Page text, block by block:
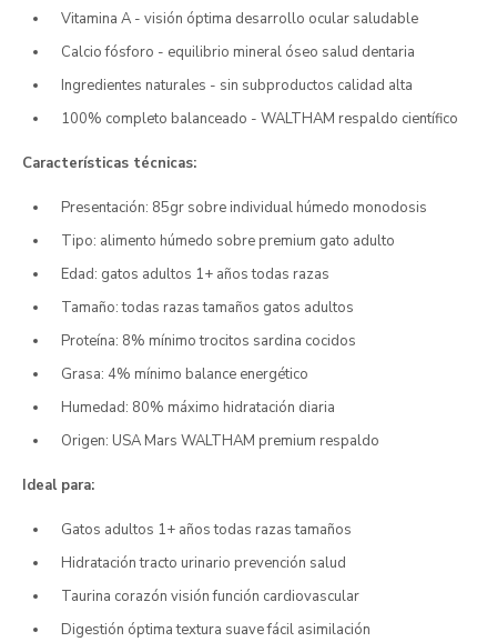
Vitamina A - visión óptima desarrollo ocular saludable
Calcio fósforo - equilibrio mineral óseo salud dentaria
Ingredientes naturales - sin subproductos calidad alta
100% completo balanceado - WALTHAM respaldo científico
Características técnicas:
Presentación: 85gr sobre individual húmedo monodosis
Tipo: alimento húmedo sobre premium gato adulto
Edad: gatos adultos 1+ años todas razas
Tamaño: todas razas tamaños gatos adultos
Proteína: 8% mínimo trocitos sardina cocidos
Grasa: 4% mínimo balance energético
Humedad: 80% máximo hidratación diaria
Origen: USA Mars WALTHAM premium respaldo
Ideal para:
Gatos adultos 1+ años todas razas tamaños
Hidratación tracto urinario prevención salud
Taurina corazón visión función cardiovascular
Digestión óptima textura suave fácil asimilación